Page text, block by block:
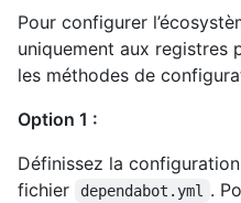
Pour configurer
uniquement aux registres
les méthodes de
Option 1 :
Définissez la
fichier
dependabot.yml
.